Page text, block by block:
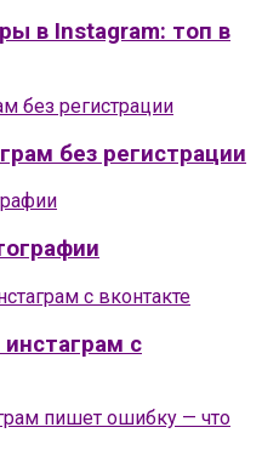
в Instagram: топ в
без регистрации
инстаграм с